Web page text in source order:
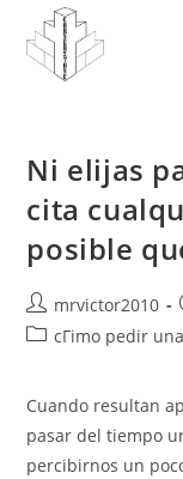
content
Ni elijas
cita
posible
Post
author:
mrvictor2010
PostcГіmo pedir
Cuando resultan
pasar del tiempo
percibirnos un